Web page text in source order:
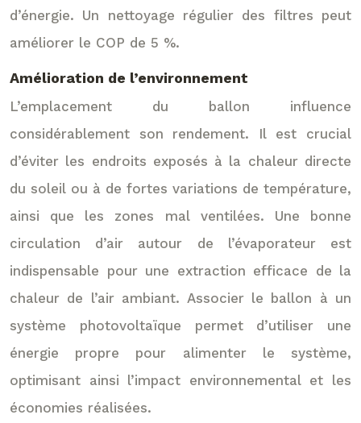
d’énergie. Un nettoyage régulier des filtres peut
améliorer le COP de 5 %.
Amélioration de l’environnement
L’emplacement du ballon influence
considérablement son rendement. Il est crucial
d’éviter les endroits exposés à la chaleur directe
du soleil ou à de fortes variations de température,
ainsi que les zones mal ventilées. Une bonne
circulation d’air autour de l’évaporateur est
indispensable pour une extraction efficace de la
chaleur de l’air ambiant. Associer le ballon à un
système photovoltaïque permet d’utiliser une
énergie propre pour alimenter le système,
optimisant ainsi l’impact environnemental et les
économies réalisées.